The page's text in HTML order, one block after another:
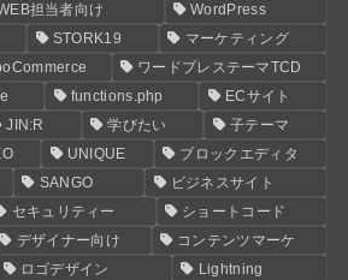
担当者向け
WordPress
STORK19
マーケティング
ワードプレステーマTCD
functions.php
ECサイト
JIN:R 学びたい
子テーマ
UNIQUE
ブロックエディタ
SANGO
ビジネスサイト
セキュリティー
ショートコード
デザイナー向け
コンテンツマーケ
ロゴデザイン
Lightning